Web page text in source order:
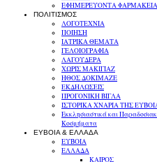
ΕΦΗΜΕΡΕΥΟΝΤΑ ΦΑΡΜΑΚΕΙΑ
ΠΟΛΙΤΙΣΜΟΣ
ΛΟΓΟΤΕΧΝΙΑ
ΠΟΙΗΣΗ
ΙΑΤΡΙΚΑ ΘΕΜΑΤΑ
ΓΕΛΟΙΟΓΡΑΦΙΑ
ΛΑΓΟΥΔΕΡΑ
ΧΩΡΙΣ ΜΑΚΙΓΙΑΖ
ΗΘΟΣ ΔΟΚΙΜΑΖΕ
ΕΚΔΗΛΩΣΕΙΣ
ΠΡΟΓΟΝΙΚΗ ΒΙΓΛΑ
ΙΣΤΟΡΙΚΑ ΧΝΑΡΙΑ ΤΗΣ
Εκκλησιαστικά και
Κοσμήματα
ΕΥΒΟΙΑ & ΕΛΛΑΔΑ
ΕΥΒΟΙΑ
ΕΛΛΑΔΑ
ΚΑΙΡΟΣ